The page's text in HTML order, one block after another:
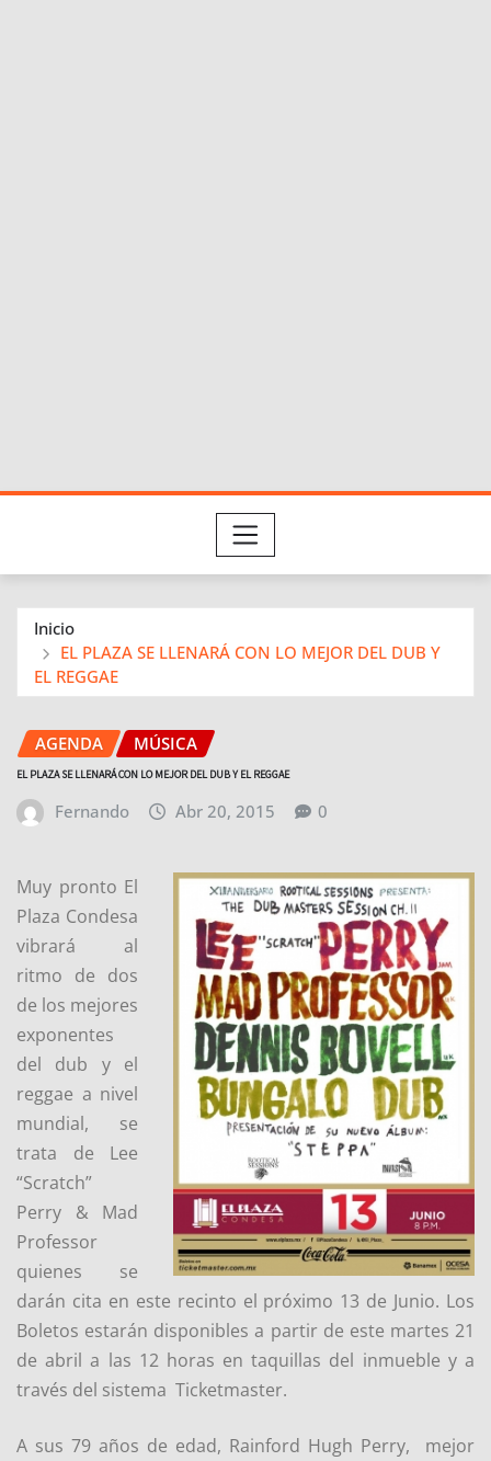
Inicio
EL PLAZA SE LLENARÁ CON LO MEJOR DEL DUB Y
EL REGGAE
AGENDA MÚSICA
EL PLAZA SE LLENARÁ CON LO MEJOR DEL DUB Y EL REGGAE
Fernando Abr 20, 2015 0
Muy pronto El
Plaza Condesa
vibrará al
ritmo de dos
de los mejores
exponentes
del dub y el
reggae a nivel
mundial, se
trata de Lee
“Scratch”
Perry & Mad
Professor
quienes se
darán cita en este recinto el próximo 13 de Junio. Los
Boletos estarán disponibles a partir de este martes 21
de abril a las 12 horas en taquillas del inmueble y a
través del sistema Ticketmaster.
A sus 79 años de edad, Rainford Hugh Perry, mejor